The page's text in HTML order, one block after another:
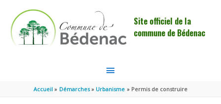
Site officiel de la
commune de Bédenac
MENU
PRINCIPAL
Accueil Démarches Urbanisme Permis de construire